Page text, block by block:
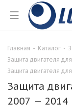
Главная - Каталог -
Защита двигателя
Защита двигателя
Защита
2007 — 2014